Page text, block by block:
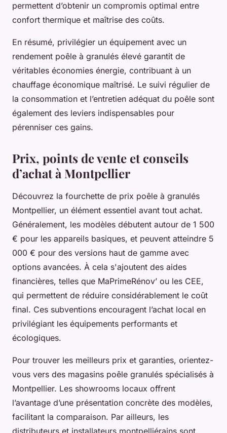
permettent d’obtenir un compromis optimal entre
confort thermique et maîtrise des coûts.
En résumé, privilégier un équipement avec un
rendement poêle à granulés élevé garantit de
véritables économies énergie, contribuant à un
chauffage économique maîtrisé. Le suivi régulier de
la consommation et l’entretien adéquat du poêle sont
également des leviers indispensables pour
pérenniser ces gains.
Prix, points de vente et conseils
d’achat à Montpellier
Découvrez la fourchette de prix poêle à granulés
Montpellier, un élément essentiel avant tout achat.
Généralement, les modèles débutent autour de 1 500
€ pour les appareils basiques, et peuvent atteindre 5
000 € pour des versions haut de gamme avec
options avancées. À cela s'ajoutent des aides
financières, telles que MaPrimeRénov’ ou les CEE,
qui permettent de réduire considérablement le coût
final. Ces subventions encouragent l’achat local en
privilégiant les équipements performants et
écologiques.
Pour trouver les meilleurs prix et garanties, orientez-
vous vers des magasins poêle granulés spécialisés à
Montpellier. Les showrooms locaux offrent
l’avantage d’une présentation concrète des modèles,
facilitant la comparaison. Par ailleurs, les